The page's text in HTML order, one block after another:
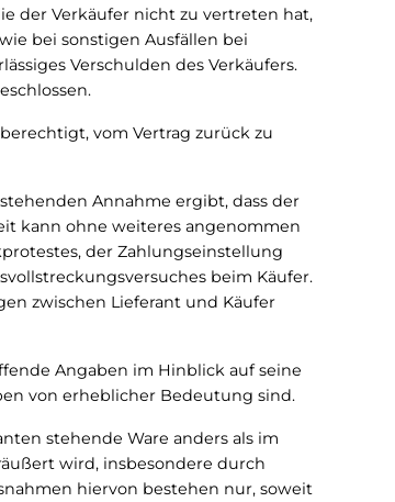
der Verkäufer nicht zu vertreten hat,
bei sonstigen Ausfällen bei
Verschulden des Verkäufers.
vom Vertrag zurück zu
Annahme ergibt, dass der
kann ohne weiteres angenommen
der Zahlungseinstellung
beim Käufer.
zwischen Lieferant und Käufer
Angaben im Hinblick auf seine
von erheblicher Bedeutung sind.
stehende Ware anders als im
wird, insbesondere durch
hiervon bestehen nur, soweit